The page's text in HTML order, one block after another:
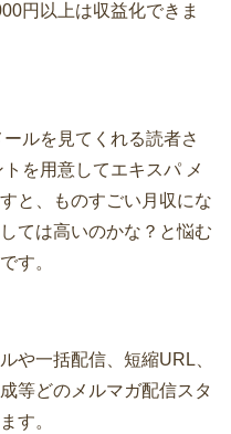
円以上は収益化できま
ルを見てくれる読者さ
を用意してエキスパ メ
と、ものすごい月収にな
ては高いのかな？と悩む
す。
や一括配信、短縮URL、
等どのメルマガ配信スタ
す。